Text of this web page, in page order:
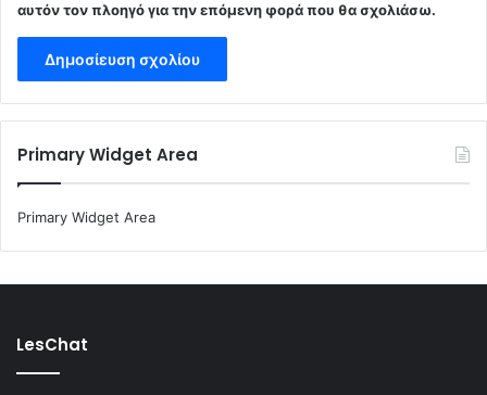
αυτόν τον πλοηγό για την επόμενη φορά που θα σχολιάσω.
Primary Widget Area
Primary Widget Area
LesChat